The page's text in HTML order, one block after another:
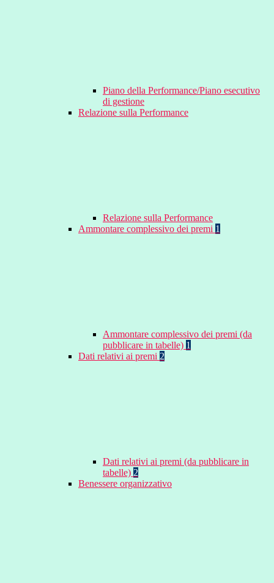
Piano della Performance/Piano esecutivo
di gestione
Relazione sulla Performance
Relazione sulla Performance
Ammontare complessivo dei premi 1
Ammontare complessivo dei premi (da
pubblicare in tabelle) 1
Dati relativi ai premi 2
Dati relativi ai premi (da pubblicare in
tabelle) 2
Benessere organizzativo